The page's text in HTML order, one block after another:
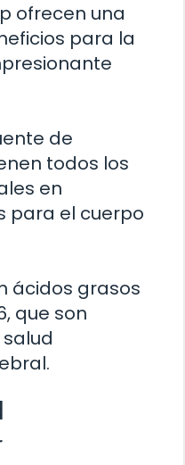
ofrecen una
para la
de
todos los
en
para el cuerpo
ácidos grasos
que son